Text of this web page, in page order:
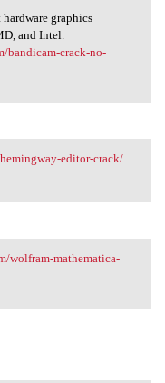
graphics
and Intel.
bandicam-crack-no-
editor-crack/
wolfram-mathematica-